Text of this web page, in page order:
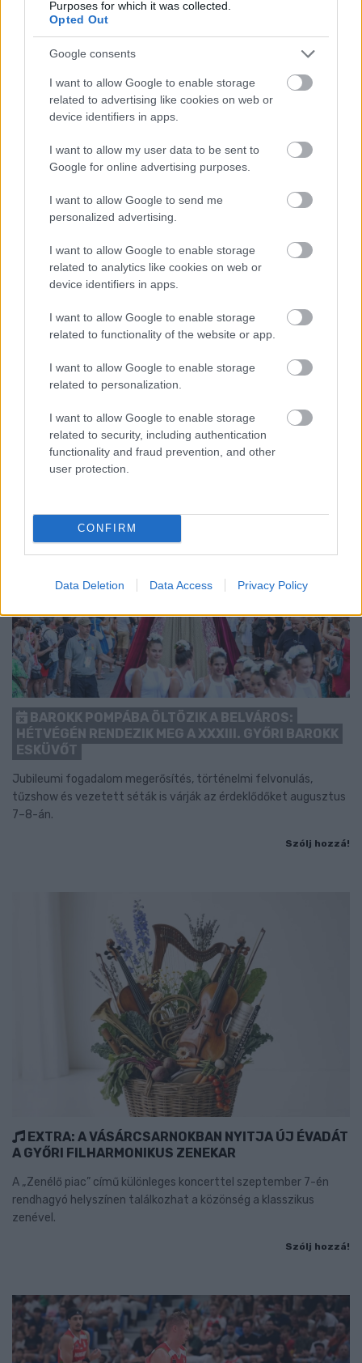
Purposes for which it was collected.
Opted Out
Google consents
I want to allow Google to enable storage
related to advertising like cookies on web or
device identifiers in apps.
I want to allow my user data to be sent to
Google for online advertising purposes.
I want to allow Google to send me
personalized advertising.
I want to allow Google to enable storage
related to analytics like cookies on web or
device identifiers in apps.
I want to allow Google to enable storage
related to functionality of the website or app.
I want to allow Google to enable storage
related to personalization.
I want to allow Google to enable storage
related to security, including authentication
functionality and fraud prevention, and other
user protection.
CONFIRM
Data Deletion Data Access Privacy Policy
A GYŐRI AUDI ETO KC PÉNTEKI FELKÉSZÜLÉSI
MÉRKŐZÉSE
Az energiaellátás tehermentesítése érdekében másfél órával
előrébb hozták a Brest Bretagne Handball elleni találkozó
1 hozzászólás
BAROKK POMPÁBA ÖLTÖZIK A BELVÁROS:
HÉTVÉGÉN RENDEZIK MEG A XXXIII. GYŐRI BAROKK
ESKÜVŐT
Jubileumi fogadalom megerősítés, történelmi felvonulás,
tűzshow és vezetett séták is várják az érdeklődőket augusztus
7–8-án.
Szólj hozzá!
EXTRA: A VÁSÁRCSARNOKBAN NYITJA ÚJ ÉVADÁT
A GYŐRI FILHARMONIKUS ZENEKAR
A „Zenélő piac” című különleges koncerttel szeptember 7-én
rendhagyó helyszínen találkozhat a közönség a klasszikus
zenével.
Szólj hozzá!